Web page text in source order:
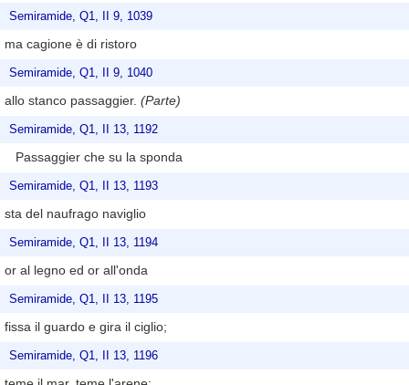
Semiramide, Q1, II 9, 1039
ma cagione è di ristoro
Semiramide, Q1, II 9, 1040
allo stanco passaggier. (Parte)
Semiramide, Q1, II 13, 1192
Passaggier che su la sponda
Semiramide, Q1, II 13, 1193
sta del naufrago naviglio
Semiramide, Q1, II 13, 1194
or al legno ed or all'onda
Semiramide, Q1, II 13, 1195
fissa il guardo e gira il ciglio;
Semiramide, Q1, II 13, 1196